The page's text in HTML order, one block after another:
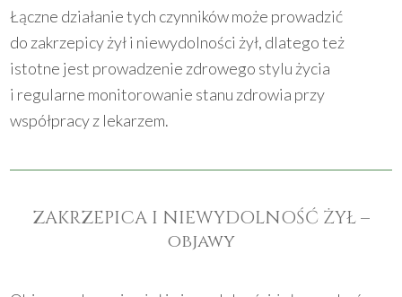
Łączne działanie tych czynników może prowadzić
do zakrzepicy żył i niewydolności żył, dlatego też
istotne jest prowadzenie zdrowego stylu życia
i regularne monitorowanie stanu zdrowia przy
współpracy z lekarzem.
ZAKRZEPICA I NIEWYDOLNOŚĆ ŻYŁ –
objawy